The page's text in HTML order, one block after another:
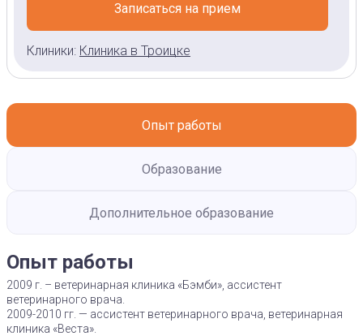
Записаться на прием
Клиники: Клиника в Троицке
Опыт работы
Образование
Дополнительное образование
Опыт работы
2009 г. – ветеринарная клиника «Бэмби», ассистент
ветеринарного врача.
2009-2010 гг. — ассистент ветеринарного врача, ветеринарная
клиника «Веста».